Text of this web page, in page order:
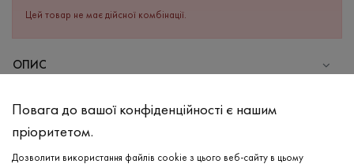
Цей товар не має дійсної комбінації.
ОПИС
Бавовна - 100%
Повага до вашої конфіденційності є нашим
пріоритетом.
Дозволити використання файлів cookie з цього веб-сайту в цьому